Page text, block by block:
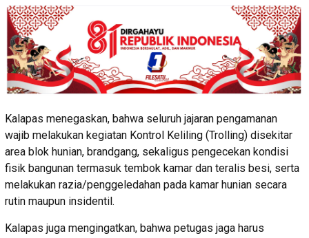
Kalapas menegaskan, bahwa seluruh jajaran pengamanan
wajib melakukan kegiatan Kontrol Keliling (Trolling) disekitar
area blok hunian, brandgang, sekaligus pengecekan kondisi
fisik bangunan termasuk tembok kamar dan teralis besi, serta
melakukan razia/penggeledahan pada kamar hunian secara
rutin maupun insidentil.
Kalapas juga mengingatkan, bahwa petugas jaga harus